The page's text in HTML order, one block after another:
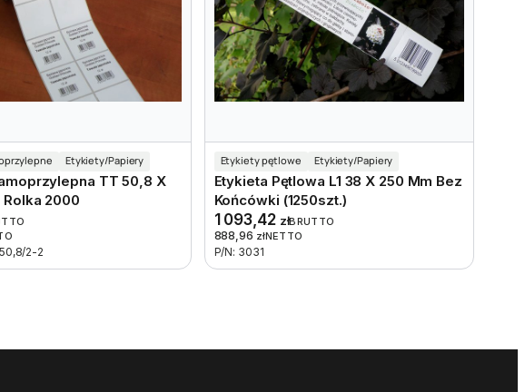
Etykiety/Papiery
TT 50,8 X
2000
2-2
Etykiety pętlowe Etykiety/Papiery
Etykieta Pętlowa L1 38 X 250 Mm Bez
Końcówki (1250szt.)
1 093,42 złBRUTTO
888,96 złNETTO
P/N: 3031